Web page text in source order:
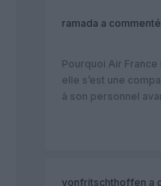
ramada a
Pourquoi Air
elle s’est une
à son personnel
vonfritschthoffen a